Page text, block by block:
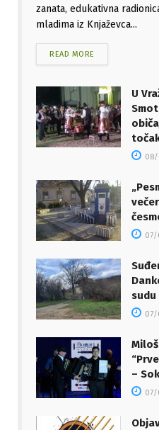
zanata, edukativna
mladima iz Knjaževca...
READ MORE
U
07/
sudu
07/
–
07/